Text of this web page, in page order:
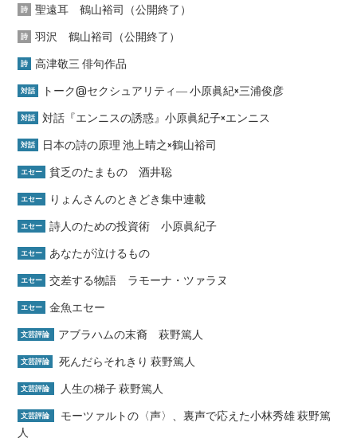
詩 聖遠耳 鶴山裕司（公開終了）
詩 羽沢 鶴山裕司（公開終了）
詩 高津敬三 俳句作品
対話 トーク@セクシュアリティ― 小原眞紀×三浦俊彦
対話 対話『エンニスの誘惑』小原眞紀子×エンニス
対話 日本の詩の原理 池上晴之×鶴山裕司
エセー 貧乏のたまもの 酒井聡
エセー りょんさんのときどき集中連載
エセー 詩人のための投資術 小原眞紀子
エセー あなたが泣けるもの
エセー 交差する物語 ラモーナ・ツァラヌ
エセー 金魚エセー
文芸評論 アブラハムの末裔 萩野篤人
文芸評論 死んだらそれきり 萩野篤人
文芸評論 人生の梯子 萩野篤人
文芸評論
モーツァルトの〈声〉、裏声で応えた小林秀雄 萩野篤
人